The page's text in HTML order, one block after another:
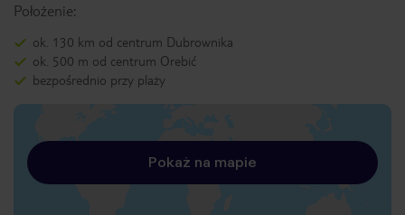
Położenie:
ok. 130 km od centrum Dubrownika
ok. 500 m od centrum Orebić
bezpośrednio przy plaży
Pokaż na mapie